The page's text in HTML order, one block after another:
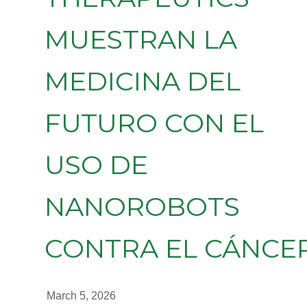
MUESTRAN LA
MEDICINA DEL
FUTURO CON EL
USO DE
NANOROBOTS
CONTRA EL
March 5, 2026